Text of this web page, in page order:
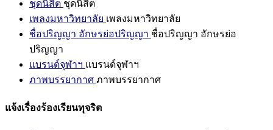
ชุดนิสิต ชุดนิสิต
เพลงมหาวิทยาลัย เพลงมหาวิทยาลัย
ชื่อปริญญา อักษรย่อปริญญา ชื่อปริญญา อักษรย่อ
ปริญญา
แบรนด์จุฬาฯ แบรนด์จุฬาฯ
ภาพบรรยากาศ ภาพบรรยากาศ
แจ้งเรื่องร้องเรียนทุจริต